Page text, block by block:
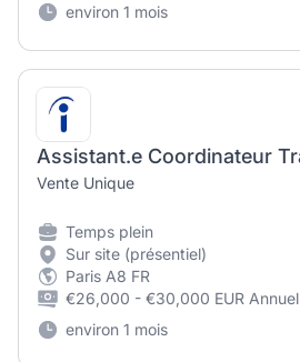
environ 1 mois
Vente Unique
Temps plein
Sur site (présentiel)
Paris A8 FR
€26,000 - €30,000 EUR Annuel
environ 1 mois